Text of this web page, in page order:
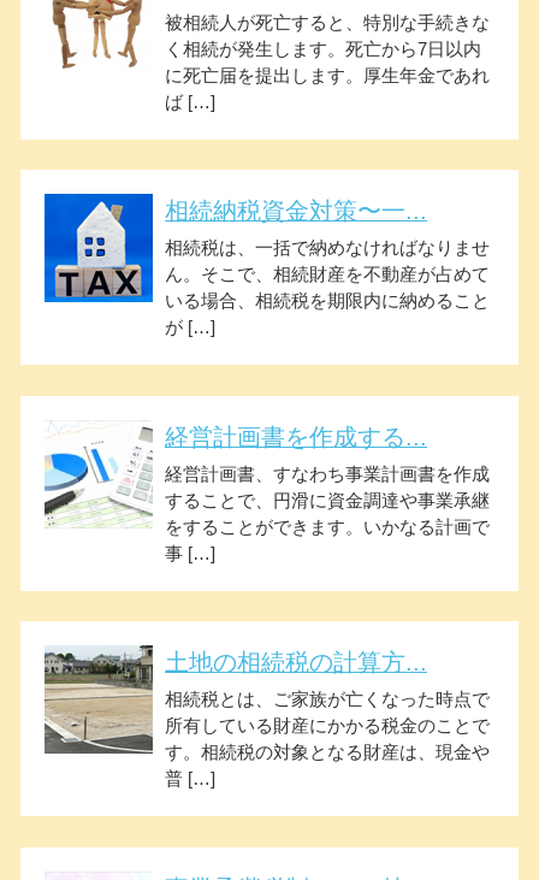
被相続人が死亡すると、特別な手続きな
く相続が発生します。死亡から7日以内
に死亡届を提出します。厚生年金であれ
ば […]
相続納税資金対策〜一...
相続税は、一括で納めなければなりませ
ん。そこで、相続財産を不動産が占めて
いる場合、相続税を期限内に納めること
が […]
経営計画書を作成する...
経営計画書、すなわち事業計画書を作成
することで、円滑に資金調達や事業承継
をすることができます。いかなる計画で
事 […]
土地の相続税の計算方...
相続税とは、ご家族が亡くなった時点で
所有している財産にかかる税金のことで
す。相続税の対象となる財産は、現金や
普 […]